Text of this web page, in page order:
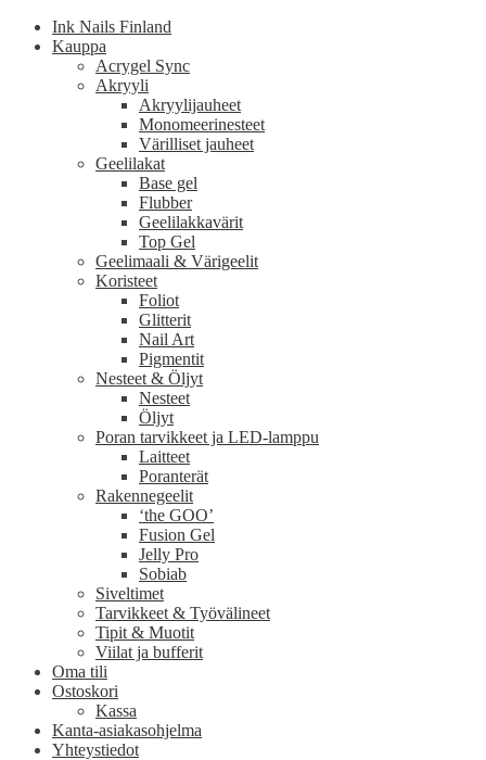
Ink Nails Finland
Kauppa
Acrygel Sync
Akryyli
Akryylijauheet
Monomeerinesteet
Värilliset jauheet
Geelilakat
Base gel
Flubber
Geelilakkavärit
Top Gel
Geelimaali & Värigeelit
Koristeet
Foliot
Glitterit
Nail Art
Pigmentit
Nesteet & Öljyt
Nesteet
Öljyt
Poran tarvikkeet ja LED-lamppu
Laitteet
Poranterät
Rakennegeelit
‘the GOO’
Fusion Gel
Jelly Pro
Sobiab
Siveltimet
Tarvikkeet & Työvälineet
Tipit & Muotit
Viilat ja bufferit
Oma tili
Ostoskori
Kassa
Kanta-asiakasohjelma
Yhteystiedot